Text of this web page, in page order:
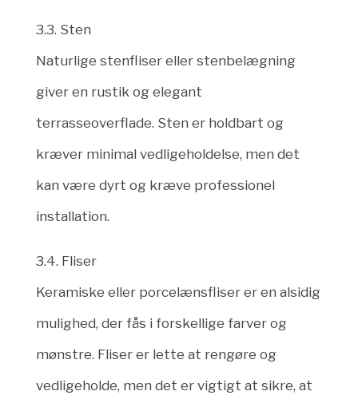
3.3. Sten
Naturlige stenfliser eller stenbelægning
giver en rustik og elegant
terrasseoverflade. Sten er holdbart og
kræver minimal vedligeholdelse, men det
kan være dyrt og kræve professionel
installation.
3.4. Fliser
Keramiske eller porcelænsfliser er en alsidig
mulighed, der fås i forskellige farver og
mønstre. Fliser er lette at rengøre og
vedligeholde, men det er vigtigt at sikre, at